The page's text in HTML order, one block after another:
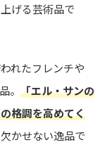
げる芸術品で
れたフレンチや
。 「エル・サンの
格調を高めてく
かせない逸品で